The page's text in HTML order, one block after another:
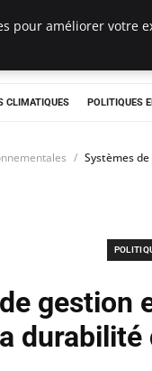
CLIMATIQUES POLITIQUES
Systèmes
gestion
pour améliorer votre